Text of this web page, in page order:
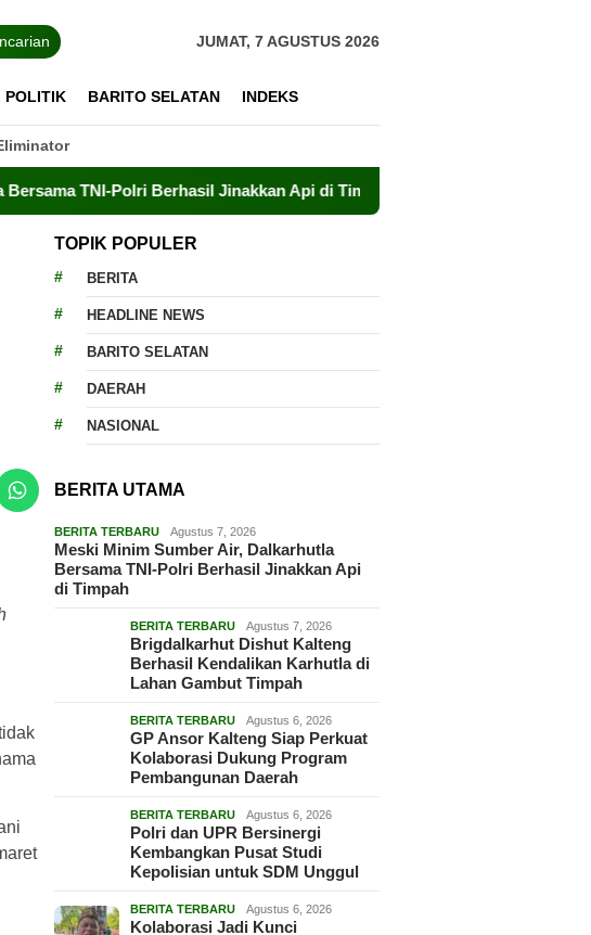
JUMAT, 7 AGUSTUS 2026
POLITIK BARITO SELATAN INDEKS
Polri Berhasil Jinakkan Api di Timpah Brigdalkarhut Dishut Kalteng
TOPIK POPULER
BERITA
HEADLINE NEWS
BARITO SELATAN
DAERAH
NASIONAL
BERITA UTAMA
BERITA TERBARU Agustus 7, 2026
Meski Minim Sumber Air, Dalkarhutla
Bersama TNI-Polri Berhasil Jinakkan Api
di Timpah
BERITA TERBARU Agustus 7, 2026
Brigdalkarhut Dishut Kalteng
Berhasil Kendalikan Karhutla di
Lahan Gambut Timpah
BERITA TERBARU Agustus 6, 2026
GP Ansor Kalteng Siap Perkuat
Kolaborasi Dukung Program
Pembangunan Daerah
BERITA TERBARU Agustus 6, 2026
Polri dan UPR Bersinergi
Kembangkan Pusat Studi
Kepolisian untuk SDM Unggul
BERITA TERBARU Agustus 6, 2026
Kolaborasi Jadi Kunci